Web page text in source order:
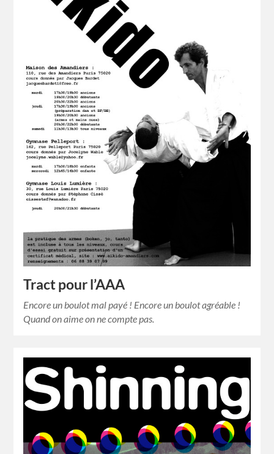
Tract pour l’AAA
Encore un boulot mal payé ! Encore un boulot agréable !
Quand on aime on ne compte pas.